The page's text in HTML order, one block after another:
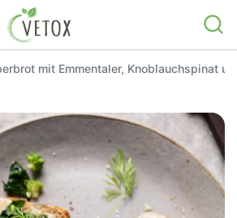
mit Emmentaler, Knoblauchspinat